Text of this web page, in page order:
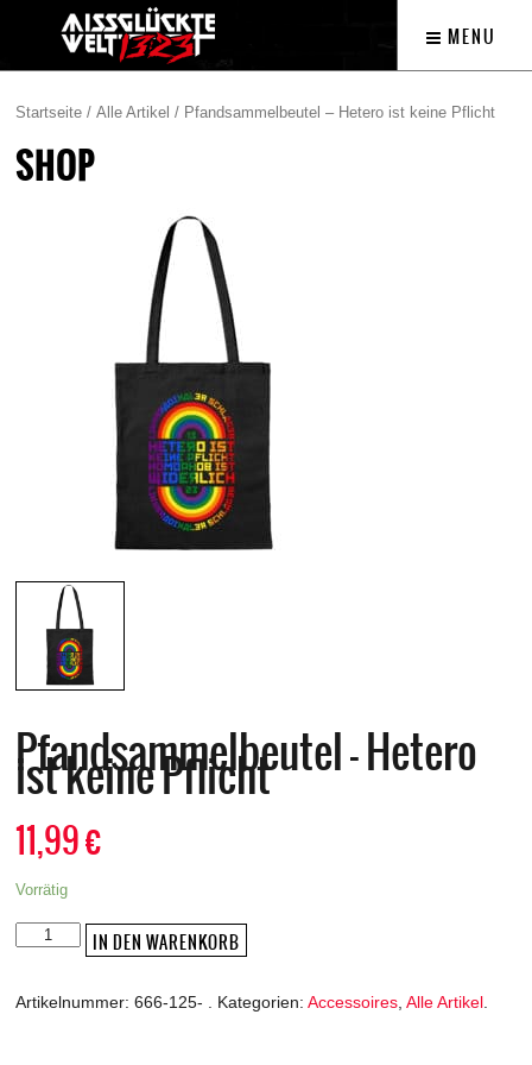
MENU
Startseite / Alle Artikel / Pfandsammelbeutel – Hetero ist keine Pflicht
SHOP
Pfandsammelbeutel – Hetero
ist keine Pflicht
11,99€
Vorrätig
Pfandsammelbeutel
ist
IN DEN WARENKORB
Artikelnummer: 666-125- Kategorien: Accessoires Alle Artikel